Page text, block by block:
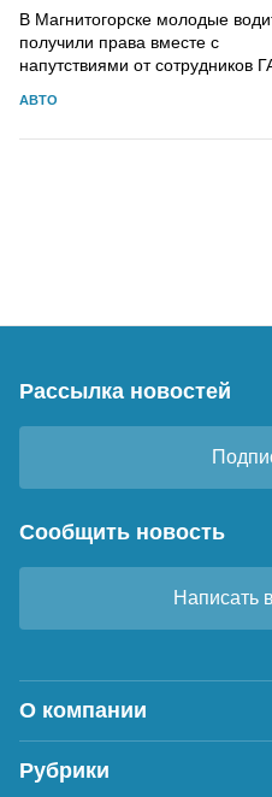
В Магнитогорске молодые
получили права вместе с
напутствиями от сотрудников
АВТО
Рассылка новостей
Сообщить новость
Написать
О компании
Рубрики